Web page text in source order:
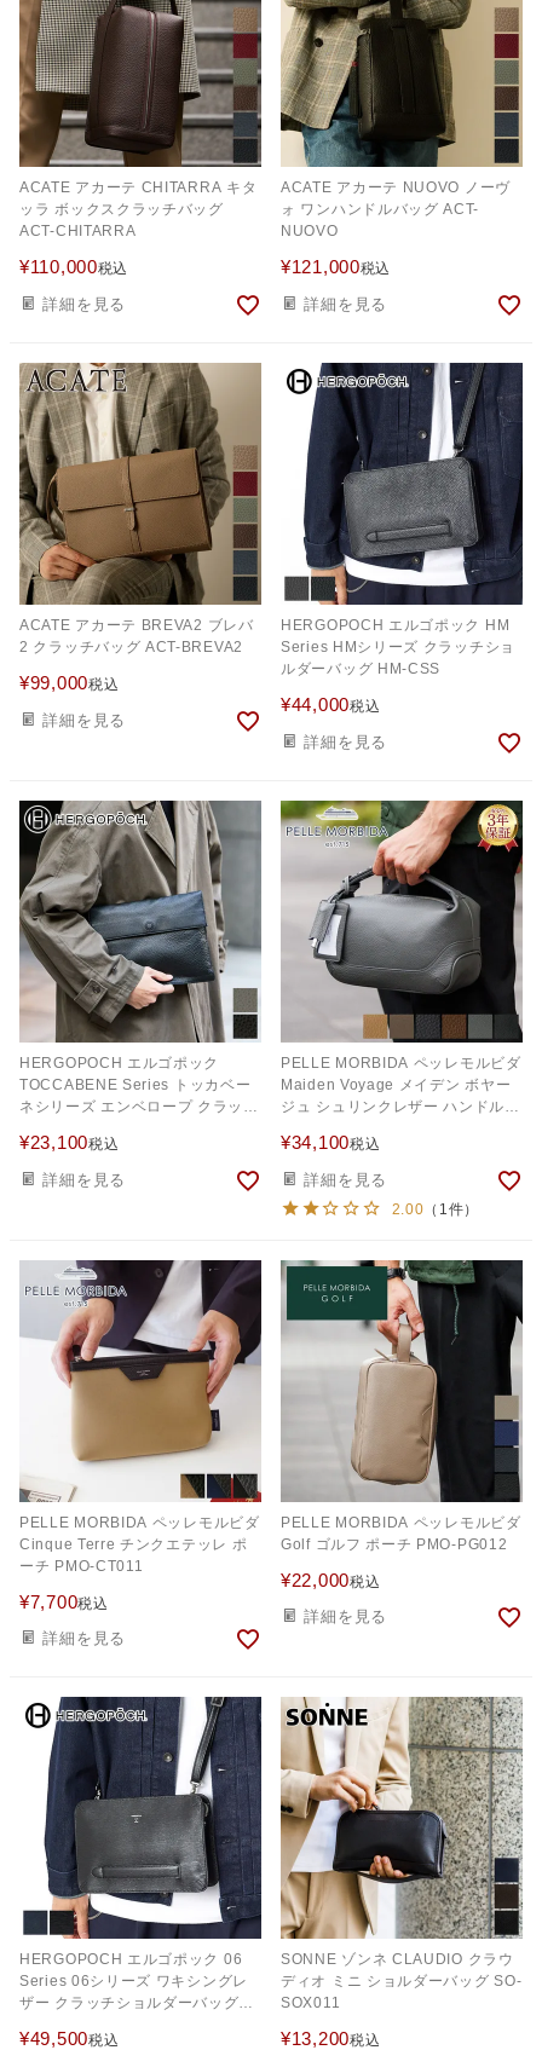
ACATE アカーテ CHITARRA キタ
ッラ ボックスクラッチバッグ
ACT-CHITARRA
¥110,000税込
詳細を見る
ACATE アカーテ NUOVO ノーヴ
ォ ワンハンドルバッグ ACT-
NUOVO
¥121,000税込
詳細を見る
ACATE アカーテ BREVA2 ブレバ
2 クラッチバッグ ACT-BREVA2
¥99,000税込
詳細を見る
HERGOPOCH エルゴポック HM
Series HMシリーズ クラッチショ
ルダーバッグ HM-CSS
¥44,000税込
詳細を見る
HERGOPOCH エルゴポック
TOCCABENE Series トッカベー
ネシリーズ エンベロープ クラッチ
¥23,100税込
詳細を見る
PELLE MORBIDA ペッレモルビダ
Maiden Voyage メイデン ボヤー
ジュ シュリンクレザー ハンドルバ
¥34,100税込
詳細を見る
2.00 （1件）
PELLE MORBIDA ペッレモルビダ
Cinque Terre チンクエテッレ ポ
ーチ PMO-CT011
¥7,700税込
詳細を見る
PELLE MORBIDA ペッレモルビダ
Golf ゴルフ ポーチ PMO-PG012
¥22,000税込
詳細を見る
HERGOPOCH エルゴポック 06
Series 06シリーズ ワキシングレ
ザー クラッチショルダーバッグ
¥49,500税込
SONNE ゾンネ CLAUDIO クラウ
ディオ ミニ ショルダーバッグ SO-
SOX011
¥13,200税込